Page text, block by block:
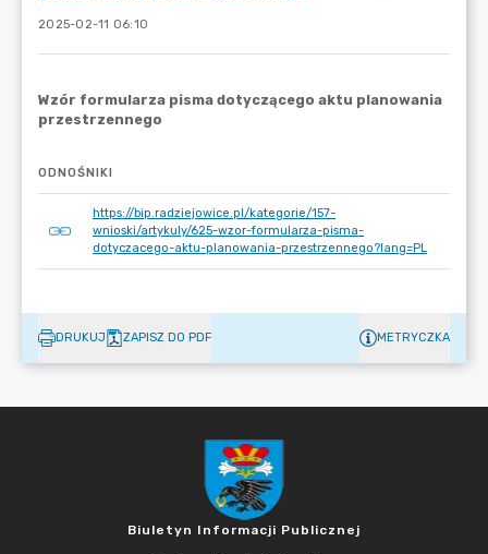
2025-02-11 06:10
ODNOŚNIKI
https://bip.radziejowice.pl/kategorie/157-
wnioski/artykuly/625-wzor-formularza-pisma-
dotyczacego-aktu-planowania-przestrzennego?lang=PL
DRUKUJ ZAPISZ DO PDF METRYCZKA
Biuletyn Informacji Publicznej